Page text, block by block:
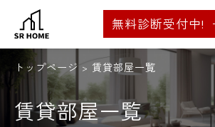
無料診断受付中!
トップページ 賃貸部屋一覧
賃貸部屋一覧